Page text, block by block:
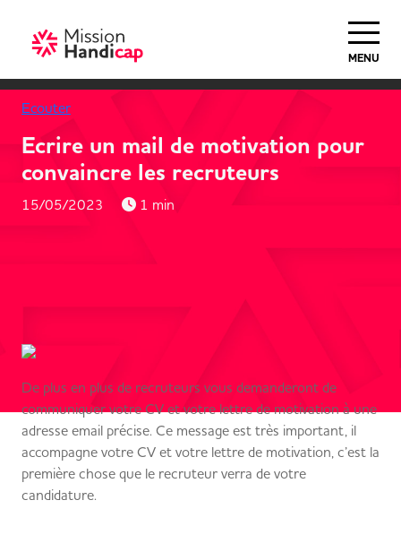
MENU
Ecouter
Ecrire un mail de motivation pour
convaincre les recruteurs
15/05/2023 1 min
De plus en plus de recruteurs vous demanderont de
communiquer votre CV et votre lettre de motivation à une
adresse email précise. Ce message est très important, il
accompagne votre CV et votre lettre de motivation, c’est la
première chose que le recruteur verra de votre
candidature.